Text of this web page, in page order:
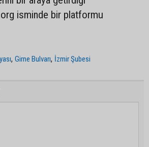
isminde bir platformu
,Girne Bulvarı, İzmir Şubesi